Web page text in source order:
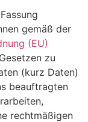
gemäß der
(EU)
zu
(kurz Daten)
beauftragten
rechtmäßigen